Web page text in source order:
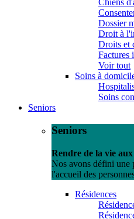
Chiens
Dossier
Droit à
Droits et
Factures
Voir tout
Soins à
Soins
Seniors
Seniors
Rendre de la vie aux
Nos avons défini une
l'accueil des
Résidences